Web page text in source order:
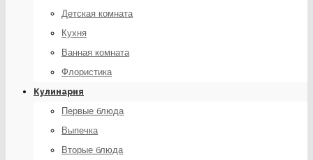
Детская комната
Кухня
Ванная комната
Флористика
Кулинария
Первые блюда
Выпечка
Вторые блюда